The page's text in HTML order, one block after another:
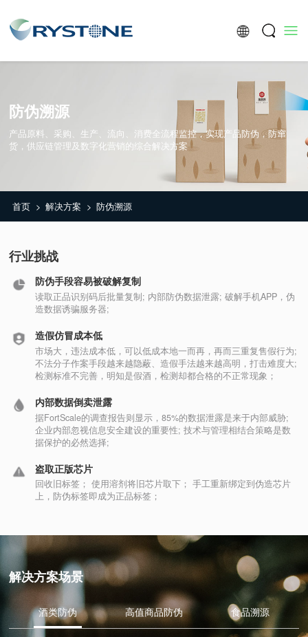
防伪溯源
产品原料、采购、生产、流向、消费全流程监控，实现产品防伪，防窜
货，供应链管理及数字化营销的综合解决方案
首页 > 解决方案 > 防伪溯源
行业挑战
防伪手段容易被破解复制
读取正品识别码后批量复制; 内部防伪数据泄露; 破解手机APP，伪
造数据诱骗服务器;
造假仿冒成本低
市场大，违法成本低，可以低成本地一而再，再而三重复售假行为;
不法分子作案手段越来越隐蔽、造假手法越来越高明，打击难度大;
检测标准不完善，明知是假酒，检测却都合格的不正常现象；
内部数据倒卖泄露
据FortScale的调查报告则显示，85%的数据泄露是来于内部威胁;
企业内部忽视信息安全建设的重要性; 技术与管理相结合策略是数
据保护的必然选择;
盗取正版芯片
回收旧标签； 使用溶剂将旧芯片取下； 手工重新绑定到伪造芯片
上，防伪标签即成为正品标签；
解决方案场景
酒类防伪 高值商品防伪 食品溯源